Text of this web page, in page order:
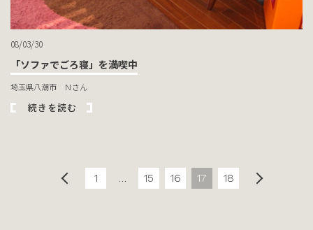
08/03/30
「ソファでごろ寝」を満喫中
埼玉県八潮市 Ｎさん
続きを読む
1 … 15 16 17 18